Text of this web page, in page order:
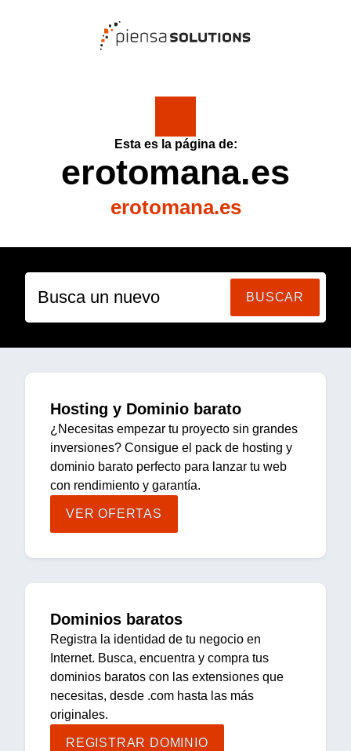
Esta es la página de:
erotomana.es
erotomana.es
Busca un nuevo d BUSCAR
Hosting y Dominio barato
¿Necesitas empezar tu proyecto sin grandes
inversiones? Consigue el pack de hosting y
dominio barato perfecto para lanzar tu web
con rendimiento y garantía.
VER OFERTAS
Dominios baratos
Registra la identidad de tu negocio en
Internet. Busca, encuentra y compra tus
dominios baratos con las extensiones que
necesitas, desde .com hasta las más
originales.
REGISTRAR DOMINIO